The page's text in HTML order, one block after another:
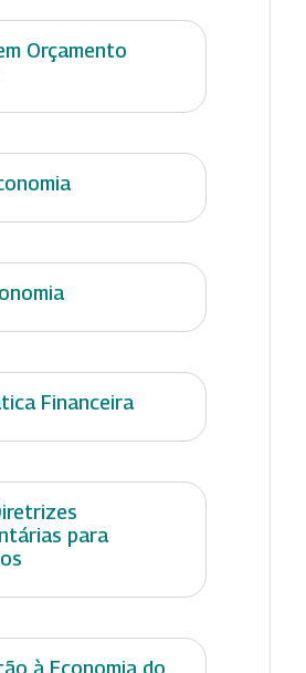
Orçamento
Financeira
para
à Economia do